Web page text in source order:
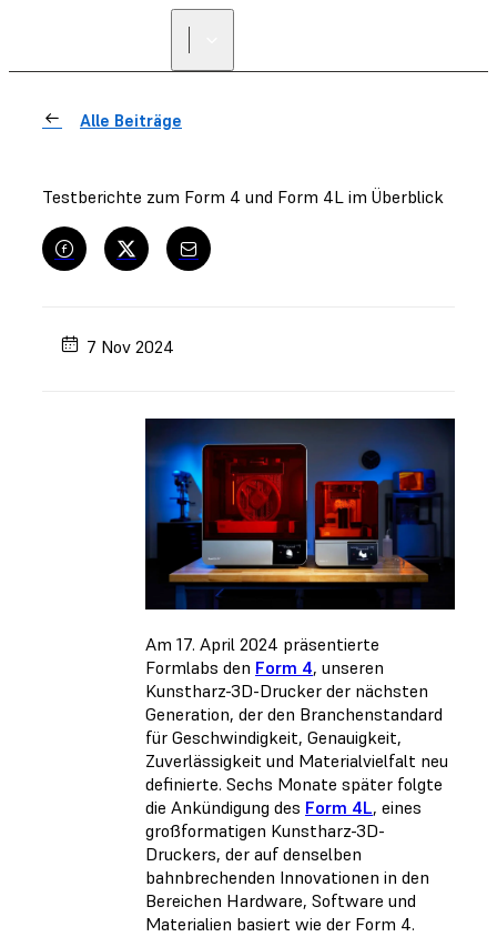
Alle Beiträge
Testberichte zum Form 4 und Form 4L im Überblick
7 Nov 2024
Am 17. April 2024 präsentierte
Formlabs den Form 4, unseren
Kunstharz-3D-Drucker der nächsten
Generation, der den Branchenstandard
für Geschwindigkeit, Genauigkeit,
Zuverlässigkeit und Materialvielfalt neu
definierte. Sechs Monate später folgte
die Ankündigung des Form 4L, eines
großformatigen Kunstharz-3D-
Druckers, der auf denselben
bahnbrechenden Innovationen in den
Bereichen Hardware, Software und
Materialien basiert wie der Form 4.